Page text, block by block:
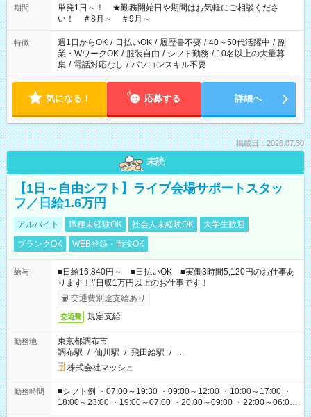
期間
単発1日～！ ★勤務開始日や期間はお気軽にご相談くださ
い！ ＃8月～ ＃9月～
特徴 週1日からOK / 日払いOK / 履歴書不要 / 40～50代活躍中 / 副
業・WワークOK / 服装自由 / シフト勤務 / 10名以上の大量募
集 / 電話対応なし / パソコンスキル不要
気になる！ 応募する 詳細へ
掲載日：2026.07.30
未読
【1日～自由シフト】ライブ会場サポートスタッ
フ／日給1.6万円
アルバイト 職種未経験OK 社会人未経験OK
大学生歓迎
ブランクOK
WEB登録・面接OK
給与
■日給16,840円～ ■日払いOK ■実働3時間5,120円のお仕事あ
ります！#日収1万円以上のお仕事です！
交通費別途支給あり
交通費 規定支給
勤務地
東京都調布市
調布駅 / 仙川駅 / 飛田給駅 / …
株式会社マッシュ
勤務時間
■シフト例 ・07:00～19:30 ・09:00～12:00 ・10:00～17:00 ・
18:00～23:00 ・19:00～07:00 ・20:00～09:00 ・22:00～06:00
etc ★最短で3時間で5,120円のお仕事から 15時間で2万円近く稼